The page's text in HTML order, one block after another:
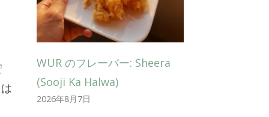
WUR のフレーバー: Sheera
(Sooji Ka Halwa)
2026年8月7日